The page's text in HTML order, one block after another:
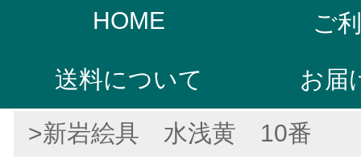
HOME ご
送料について お届
>新岩絵具 水浅黄 10番